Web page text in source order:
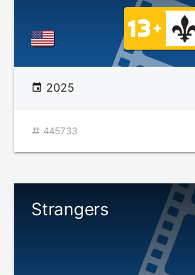
2025
445733
Strangers